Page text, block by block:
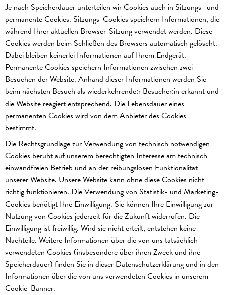
Je nach Speicherdauer unterteilen wir Cookies auch in Sitzungs- und
permanente Cookies. Sitzungs-Cookies speichern Informationen, die
während Ihrer aktuellen Browser-Sitzung verwendet werden. Diese
Cookies werden beim Schließen des Browsers automatisch gelöscht.
Dabei bleiben keinerlei Informationen auf Ihrem Endgerät.
Permanente Cookies speichern Informationen zwischen zwei
Besuchen der Website. Anhand dieser Informationen werden Sie
beim nächsten Besuch als wiederkehrende:r Besucher:in erkannt und
die Website reagiert entsprechend. Die Lebensdauer eines
permanenten Cookies wird von dem Anbieter des Cookies
bestimmt.
Die Rechtsgrundlage zur Verwendung von technisch notwendigen
Cookies beruht auf unserem berechtigten Interesse am technisch
einwandfreien Betrieb und an der reibungslosen Funktionalität
unserer Website. Unsere Website kann ohne diese Cookies nicht
richtig funktionieren. Die Verwendung von Statistik- und Marketing-
Cookies benötigt Ihre Einwilligung. Sie können Ihre Einwilligung zur
Nutzung von Cookies jederzeit für die Zukunft widerrufen. Die
Einwilligung ist freiwillig. Wird sie nicht erteilt, entstehen keine
Nachteile. Weitere Informationen über die von uns tatsächlich
verwendeten Cookies (insbesondere über ihren Zweck und ihre
Speicherdauer) finden Sie in dieser Datenschutzerklärung und in den
Informationen über die von uns verwendeten Cookies in unserem
Cookie-Banner.